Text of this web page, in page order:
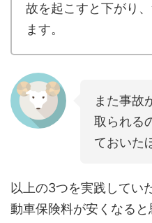
故を起こすと下がり
ます。
また事故
取られる
ておいた
以上の3つを実践してい
動車保険料が安くなると